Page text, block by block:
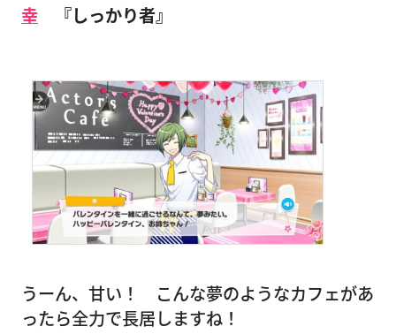
幸 『しっかり者』
うーん、甘い！ こんな夢のようなカフェがあ
ったら全力で長居しますね！